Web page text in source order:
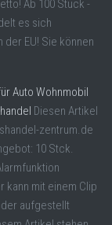
Ab 100 Stück -
es sich
EU! Sie können
Auto Wohnmobil
Diesen Artikel
zentrum.de
10 Stck.
kann mit einem Clip
aufgestellt